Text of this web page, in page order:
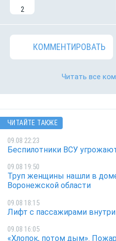
2
КОММЕНТИРОВАТЬ
Читать все
ЧИТАЙТЕ ТАКЖЕ
09.08 22:23
Беспилотники ВСУ
09.08 19:50
Труп женщины нашли в
Воронежской области
09.08 18:15
Лифт с пассажирами
09.08 16:05
«Хлопок, потом дым».